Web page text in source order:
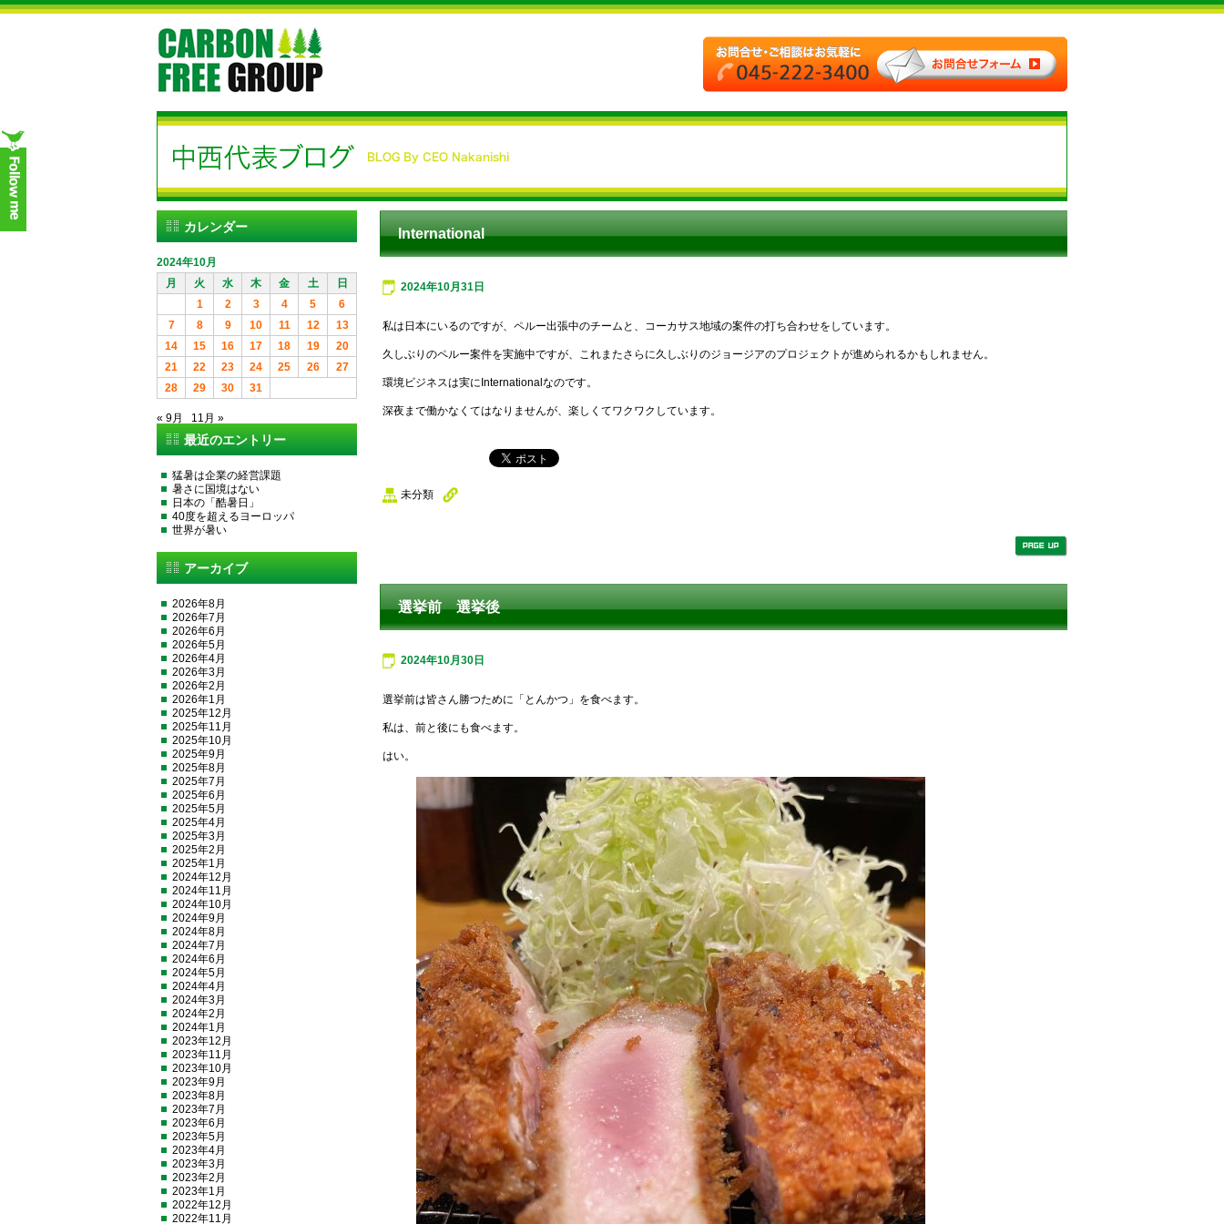
International
2024年10月31日
私は日本にいるのですが、ペルー出張中のチームと、コーカサス地域の案件の打ち合わせをしています。
久しぶりのペルー案件を実施中ですが、これまたさらに久しぶりのジョージアのプロジェクトが進められるかもしれません。
環境ビジネスは実にInternationalなのです。
深夜まで働かなくてはなりませんが、楽しくてワクワクしています。
未分類
選挙前 選挙後
2024年10月30日
選挙前は皆さん勝つために「とんかつ」を食べます。
私は、前と後にも食べます。
はい。
カレンダー
2024年10月
月
火 水 木 金 土
日
1
2 3 4 5
6
7
8 9 10 11 12
13
14
15 16 17 18 19
20
21
22 23 24 25 26
27
28
29 30 31
« 9月 11月 »
最近のエントリー
猛暑は企業の経営課題
暑さに国境はない
日本の「酷暑日」
40度を超えるヨーロッパ
世界が暑い
アーカイブ
2026年8月
2026年7月
2026年6月
2026年5月
2026年4月
2026年3月
2026年2月
2026年1月
2025年12月
2025年11月
2025年10月
2025年9月
2025年8月
2025年7月
2025年6月
2025年5月
2025年4月
2025年3月
2025年2月
2025年1月
2024年12月
2024年11月
2024年10月
2024年9月
2024年8月
2024年7月
2024年6月
2024年5月
2024年4月
2024年3月
2024年2月
2024年1月
2023年12月
2023年11月
2023年10月
2023年9月
2023年8月
2023年7月
2023年6月
2023年5月
2023年4月
2023年3月
2023年2月
2023年1月
2022年12月
2022年11月